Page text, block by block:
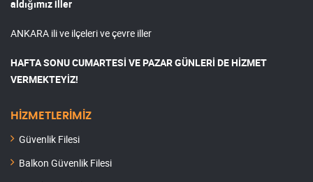
aldığımız iller
ANKARA ili ve ilçeleri ve çevre iller
HAFTA SONU CUMARTESİ VE PAZAR GÜNLERİ DE HİZMET
VERMEKTEYİZ!
HİZMETLERİMİZ
Güvenlik Filesi
Balkon Güvenlik Filesi